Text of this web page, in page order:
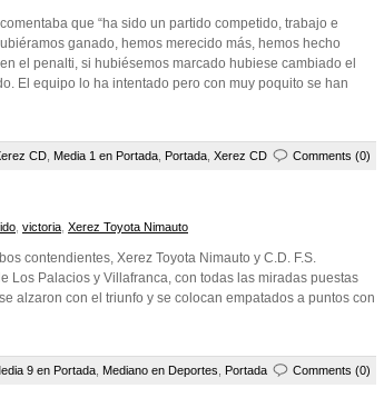
que “ha sido un partido competido, trabajo e
ganado, hemos merecido más, hemos hecho
el penalti, si hubiésemos marcado hubiese cambiado el
El equipo lo ha intentado pero con muy poquito se han
CD Media 1 en Portada Portada Xerez CD Comments (0)
victoria Xerez Toyota Nimauto
contendientes, Xerez Toyota Nimauto y C.D. F.S.
Los Palacios y Villafranca, con todas las miradas puestas
alzaron con el triunfo y se colocan empatados a puntos con
9 en Portada Mediano en Deportes Portada Comments (0)